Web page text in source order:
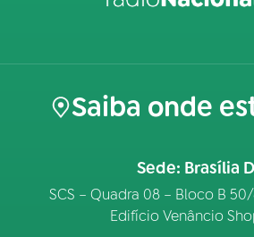
Saiba onde
Sede: Brasília
SCS – Quadra 08 – Bloco B
Edifício Venâncio